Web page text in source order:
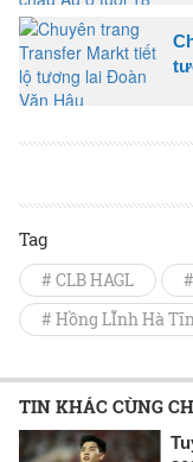
Tag
# CLB HAGL
# Hồng LĨnh Hà
TIN KHÁC CÙNG